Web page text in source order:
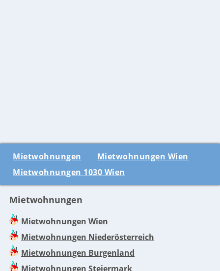
Mietwohnungen
Mietwohnungen Wien
Mietwohnungen 1030 Wien
Mietwohnungen
Mietwohnungen Wien
Mietwohnungen Niederösterreich
Mietwohnungen Burgenland
Mietwohnungen Steiermark